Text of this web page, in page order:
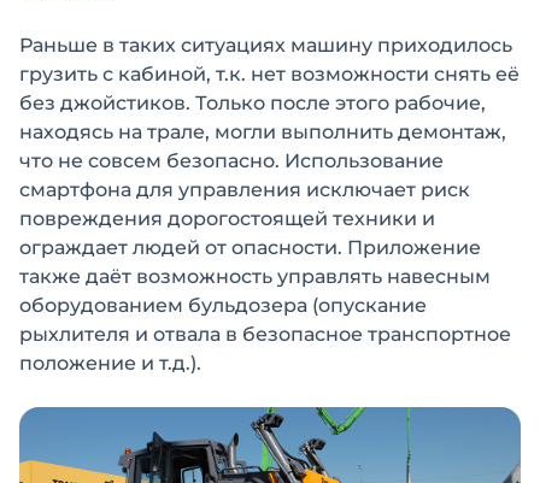
Раньше в таких ситуациях машину приходилось
грузить с кабиной, т.к. нет возможности снять её
без джойстиков. Только после этого рабочие,
находясь на трале, могли выполнить демонтаж,
что не совсем безопасно. Использование
смартфона для управления исключает риск
повреждения дорогостоящей техники и
ограждает людей от опасности. Приложение
также даёт возможность управлять навесным
оборудованием бульдозера (опускание
рыхлителя и отвала в безопасное транспортное
положение и т.д.).